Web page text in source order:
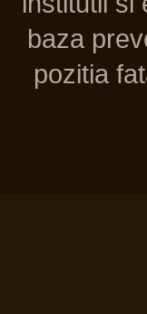
baza
pozitia